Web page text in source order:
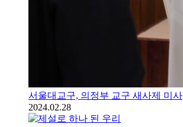
서울대교구, 의정부 교구 새사제 미사
2024.02.28